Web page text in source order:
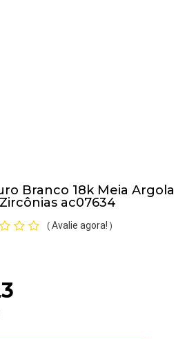
Branco 18k Meia Argola
ac07634
( Avalie agora! )